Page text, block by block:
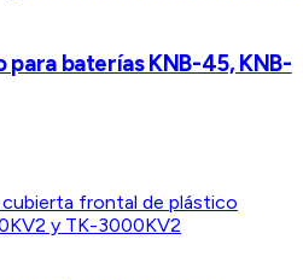
baterías KNB-45, KNB-